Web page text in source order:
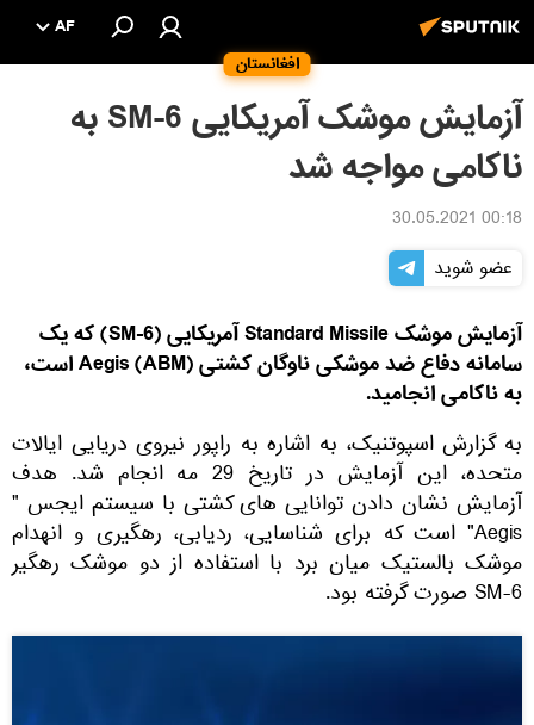
افغانستان
AF
آزمایش موشک آمریکایی SM-6 به
ناکامی مواجه شد
00:18 30.05.2021
عضو شوید
آزمایش موشک Standard Missile آمریکایی (SM-6) که یک
سامانه دفاع ضد موشکی ناوگان کشتی Aegis (ABM) است،
به ناکامی انجامید.
به گزارش اسپوتنیک، به اشاره به راپور نیروی دریایی ایالات
متحده، این آزمایش در تاریخ 29 مه انجام شد. هدف
آزمایش نشان دادن توانایی های کشتی با سیستم ایجس "
Aegis" است که برای شناسایی، ردیابی، رهگیری و انهدام
موشک بالستیک میان برد با استفاده از دو موشک رهگیر
SM-6 صورت گرفته بود.